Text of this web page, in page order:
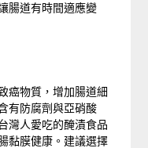
腸道有時間適應變
癌物質，增加腸道細
有防腐劑與亞硝酸
灣人愛吃的醃漬食品
黏膜健康。建議選擇